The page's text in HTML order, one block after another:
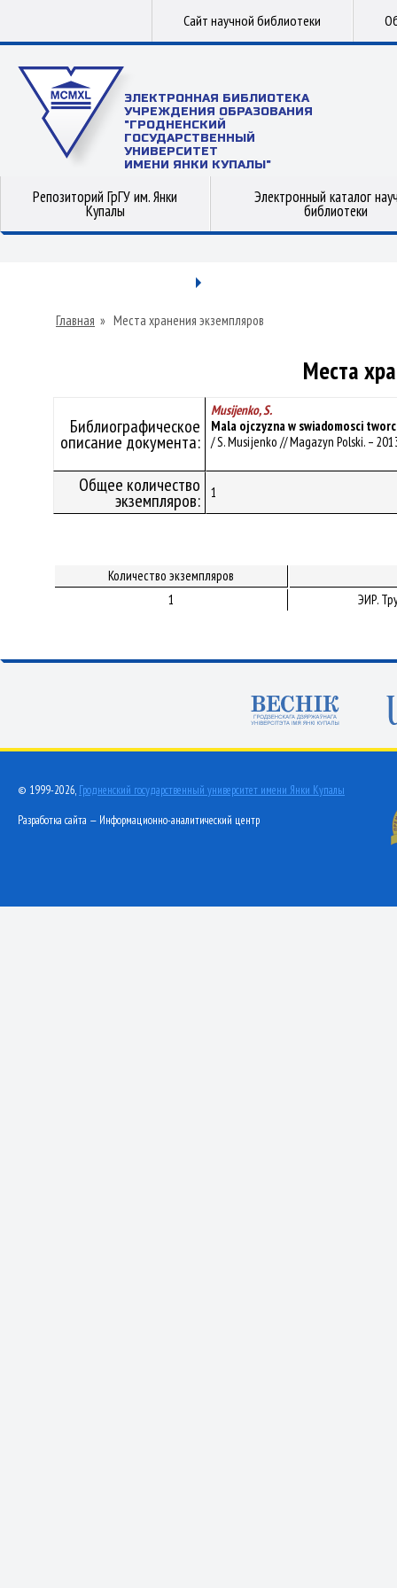
Сайт научной библиотеки
ЭЛЕКТРОННАЯ БИБЛИОТЕКА
УЧРЕЖДЕНИЯ ОБРАЗОВАНИЯ
"ГРОДНЕНСКИЙ
ГОСУДАРСТВЕННЫЙ
УНИВЕРСИТЕТ
ИМЕНИ ЯНКИ КУПАЛЫ"
Репозиторий ГрГУ им. Янки
Купалы
Электронный каталог
библиотеки
Главная » Места хранения экземпляров
Места
Библиографическое
описание документа:
Musijenko, S.
Mala ojczyzna w swiadomosci
/ S. Musijenko // Magazyn Polski. –
Общее количество
экземпляров: 1
Количество экземпляров
1
ЭИР.
© 1999-2026, Гродненский государственный университет имени Янки Купалы
Разработка сайта — Информационно-аналитический центр